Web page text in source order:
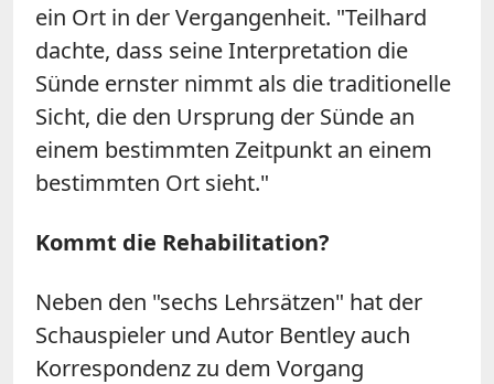
ein Ort in der Vergangenheit. "Teilhard
dachte, dass seine Interpretation die
Sünde ernster nimmt als die traditionelle
Sicht, die den Ursprung der Sünde an
einem bestimmten Zeitpunkt an einem
bestimmten Ort sieht."
Kommt die Rehabilitation?
Neben den "sechs Lehrsätzen" hat der
Schauspieler und Autor Bentley auch
Korrespondenz zu dem Vorgang